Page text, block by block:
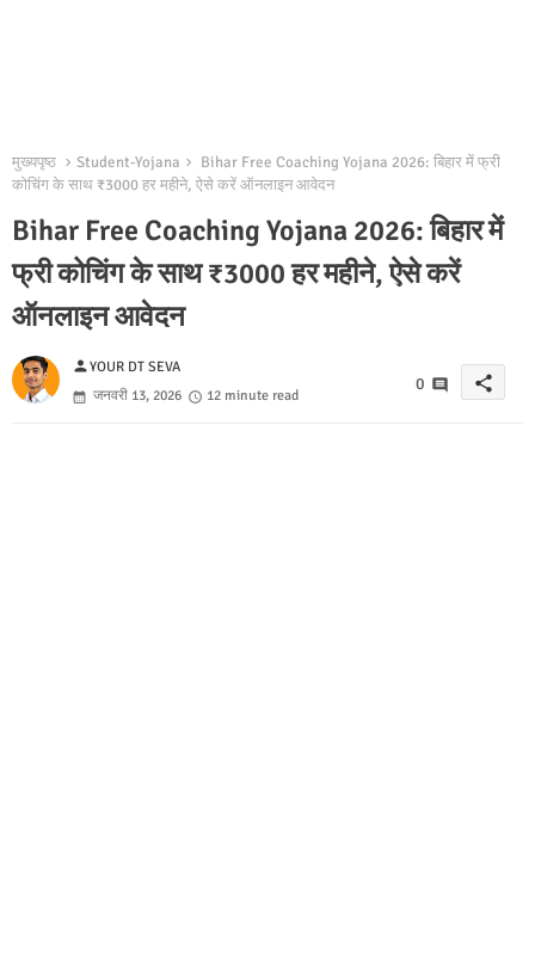
मुख्यपृष्ठ Student-Yojana
Bihar Free Coaching Yojana 2026: बिहार में फ्री
कोचिंग के साथ ₹3000 हर महीने, ऐसे करें ऑनलाइन आवेदन
Bihar Free Coaching Yojana 2026: बिहार में
फ्री कोचिंग के साथ ₹3000 हर महीने, ऐसे करें
ऑनलाइन आवेदन
personYOUR DT SEVA
जनवरी 13, 2026
12 minute read
0 share